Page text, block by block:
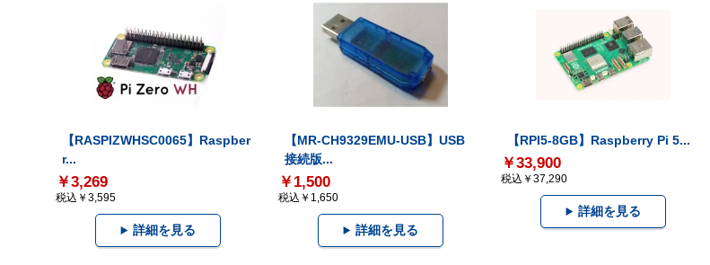
【RASPIZWHSC0065】Raspber
r...
￥3,269
税込￥3,595
詳細を見る
【MR-CH9329EMU-USB】USB
接続版...
￥1,500
税込￥1,650
詳細を見る
【RPI5-8GB】Raspberry Pi 5...
￥33,900
税込￥37,290
詳細を見る